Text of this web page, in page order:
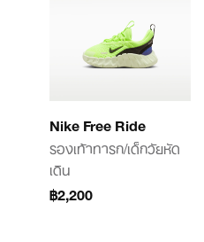
Nike Free Ride
รองเท้าทารก/เด็กวัยหัด
เดิน
฿2,200